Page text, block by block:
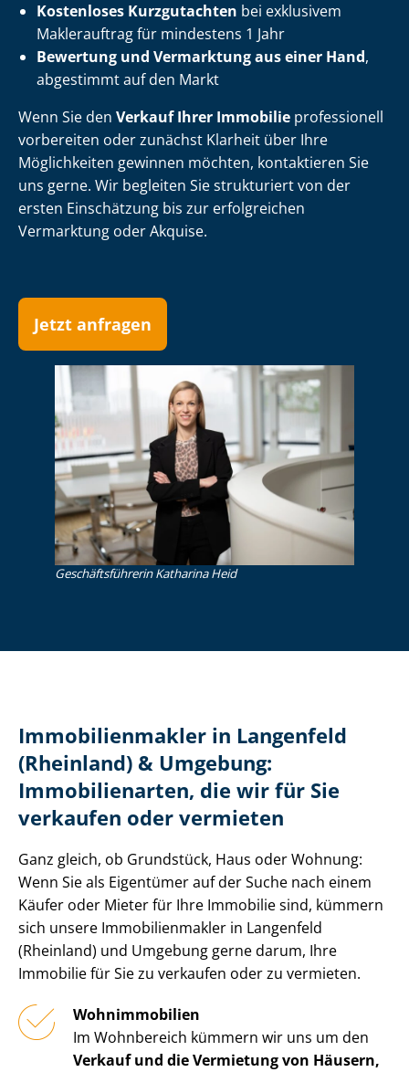
Kostenloses Kurzgutachten bei exklusivem
Maklerauftrag für mindestens 1 Jahr
Bewertung und Vermarktung aus einer Hand,
abgestimmt auf den Markt
Wenn Sie den Verkauf Ihrer Immobilie professionell
vorbereiten oder zunächst Klarheit über Ihre
Möglichkeiten gewinnen möchten, kontaktieren Sie
uns gerne. Wir begleiten Sie strukturiert von der
ersten Einschätzung bis zur erfolgreichen
Vermarktung oder Akquise.
Jetzt anfragen
Ge­schäfts­füh­re­rin Katharina Heid
Im­mo­bi­li­en­mak­ler in Langenfeld
(Rheinland) & Umgebung:
Immobilienarten, die wir für Sie
verkaufen oder vermieten
Ganz gleich, ob Grundstück, Haus oder Wohnung:
Wenn Sie als Eigentümer auf der Suche nach einem
Käufer oder Mieter für Ihre Immobilie sind, kümmern
sich unsere Im­mo­bi­li­en­mak­ler in Langenfeld
(Rheinland) und Umgebung gerne darum, Ihre
Immobilie für Sie zu verkaufen oder zu vermieten.
Wohnimmobilien
Im Wohnbereich kümmern wir uns um den
Verkauf und die Vermietung von Häusern,